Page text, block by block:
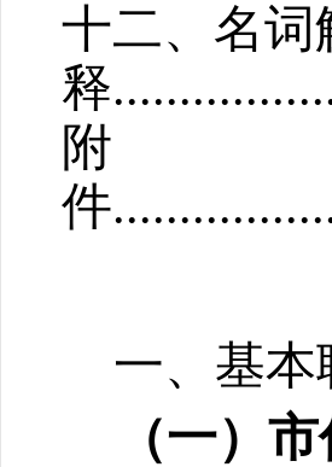
十二、名词
释
附
件
一、基
（一）